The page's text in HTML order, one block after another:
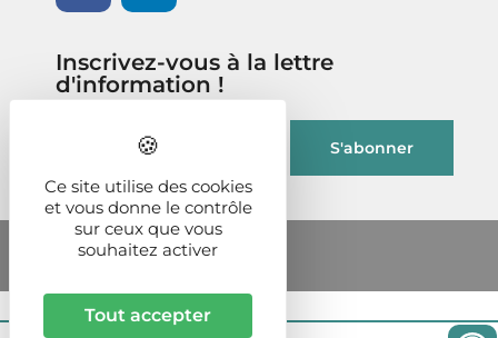
Inscrivez-vous à la lettre
d'information !
Ce site utilise des cookies
et vous donne le contrôle
sur ceux que vous
souhaitez activer
Tout accepter